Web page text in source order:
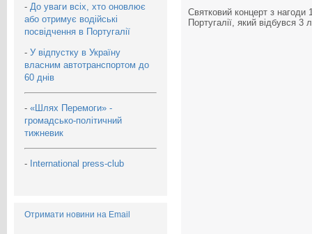
- До уваги всіх, хто оновлює
або отримує водійські
посвідчення в Португалії
- У відпустку в Україну
власним автотранспортом до
60 днів
- «Шлях Перемоги» -
громадсько-політичний
тижневик
- International press-club
Отримати новини на Email
Святковий концерт з нагоди
Португалії, який відбувся 3